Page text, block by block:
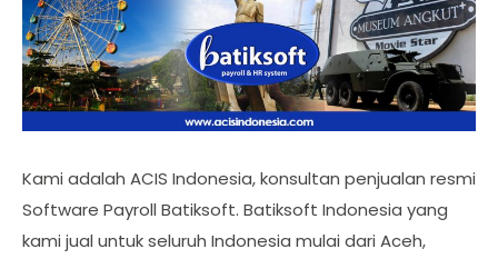
Kami adalah ACIS Indonesia, konsultan penjualan resmi
Software Payroll Batiksoft. Batiksoft Indonesia yang
kami jual untuk seluruh Indonesia mulai dari Aceh,